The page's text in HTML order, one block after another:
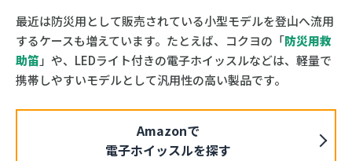
最近は防災用として販売されている小型モデルを登山へ流用
するケースも増えています。たとえば、コクヨの「防災用救
助笛」や、LEDライト付きの電子ホイッスルなどは、軽量で
携帯しやすいモデルとして汎用性の高い製品です。
Amazonで
電子ホイッスルを探す